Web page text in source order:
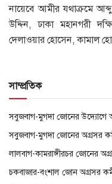
নায়েবে আমীর যথাক্রমে
উদ্দিন, ঢাকা মহানগরী
দেলাওয়ার হোসেন, কামাল
সাম্প্রতিক
সবুজবাগ-মুগদা জোনের উদ্যোগে
সবুজবাগ-মুগদা জোনের অগ্রসর
লালবাগ-কামরাঙ্গীরচর জোনের
চকবাজার-বংশাল জোন অগ্রসর